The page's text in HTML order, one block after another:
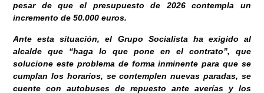
pesar de que el presupuesto de 2026 contempla un
incremento de 50.000 euros.
Ante esta situación, el Grupo Socialista ha exigido al
alcalde que “haga lo que pone en el contrato”, que
solucione este problema de forma inminente para que se
cumplan los horarios, se contemplen nuevas paradas, se
cuente con autobuses de repuesto ante averías y los